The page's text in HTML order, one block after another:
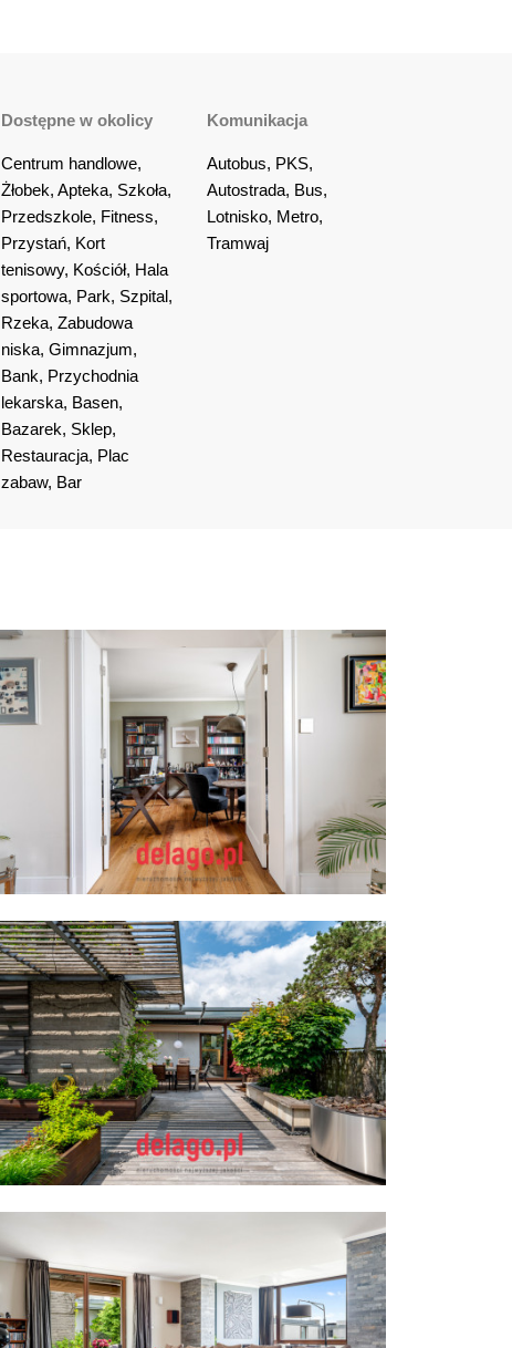
Dostępne w okolicy
Centrum handlowe,
Żłobek, Apteka, Szkoła,
Przedszkole, Fitness,
Przystań, Kort
tenisowy, Kościół, Hala
sportowa, Park, Szpital,
Rzeka, Zabudowa
niska, Gimnazjum,
Bank, Przychodnia
lekarska, Basen,
Bazarek, Sklep,
Restauracja, Plac
zabaw, Bar
Komunikacja
Autobus, PKS,
Autostrada, Bus,
Lotnisko, Metro,
Tramwaj